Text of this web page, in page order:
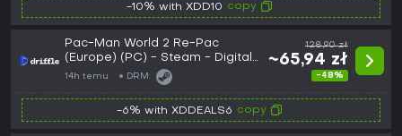
-10% with XDD10 copy
Pac-Man World 2 Re-Pac
(Europe) (PC) - Steam - Digital
Key
14h temu DRM:
128,90 zł
~65,94 zł
-48%
-6% with XDDEALS6 copy